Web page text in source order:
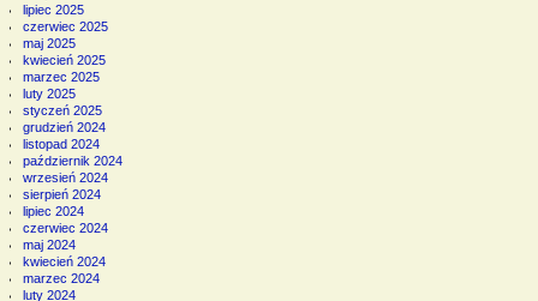
lipiec 2025
czerwiec 2025
maj 2025
kwiecień 2025
marzec 2025
luty 2025
styczeń 2025
grudzień 2024
listopad 2024
październik 2024
wrzesień 2024
sierpień 2024
lipiec 2024
czerwiec 2024
maj 2024
kwiecień 2024
marzec 2024
luty 2024